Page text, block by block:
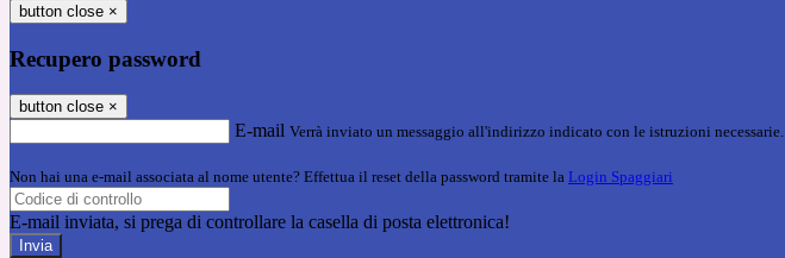
button close ×
Recupero password
button close ×
E-mail Verrà inviato un messaggio all'indirizzo indicato con le istruzioni necessarie.
Non hai una e-mail associata al nome utente? Effettua il reset della password tramite la Login Spaggiari
E-mail inviata, si prega di controllare la casella di posta elettronica!